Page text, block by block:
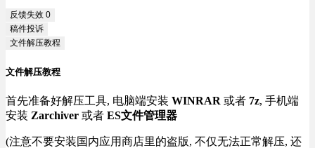
反馈失效 0
稿件投诉
文件解压教程
文件解压教程
首先准备好解压工具, 电脑端安装 WINRAR 或者 7z, 手机端
安装 Zarchiver 或者 ES文件管理器
(注意不要安装国内应用商店里的盗版, 不仅无法正常解压, 还